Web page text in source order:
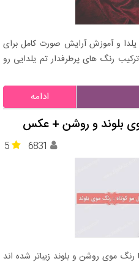
یلدا و آموزش آرایش صورت کامل برای
رنگ های پرطرفدار تم یلدایی رو
ادامه
بلوند و روشن + عکس
5 6831
موی روشن و بلوند زیباتر شده اند